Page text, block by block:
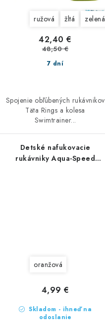
ružová žltá zelená
7 dní
42,40 €
48,50 €
Spojenie obľúbených rukávnikov
Täta Rings a kolesa
Swimtrainer...
Detské nafukovacie
rukávniky Aqua-Speed
oranžová
Skladom - ihneď na
odoslanie
4,99 €